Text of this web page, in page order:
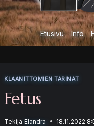
Etusivu Info
KLAANITTOMIEN TARINAT
Fetus
Tekijä Elandra 18.11.2022